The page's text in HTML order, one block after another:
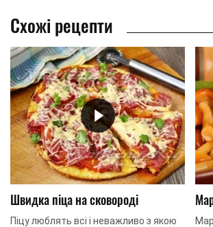
Схожі рецепти
Швидка піца на сковороді
Піцу люблять всі і неважливо з якою